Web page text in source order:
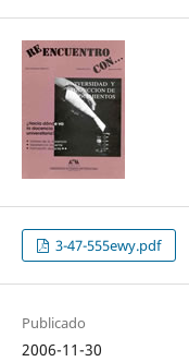
3-47-555ewy.pdf
Publicado
2006-11-30